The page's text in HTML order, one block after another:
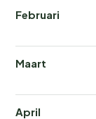
Februari
Maart
April